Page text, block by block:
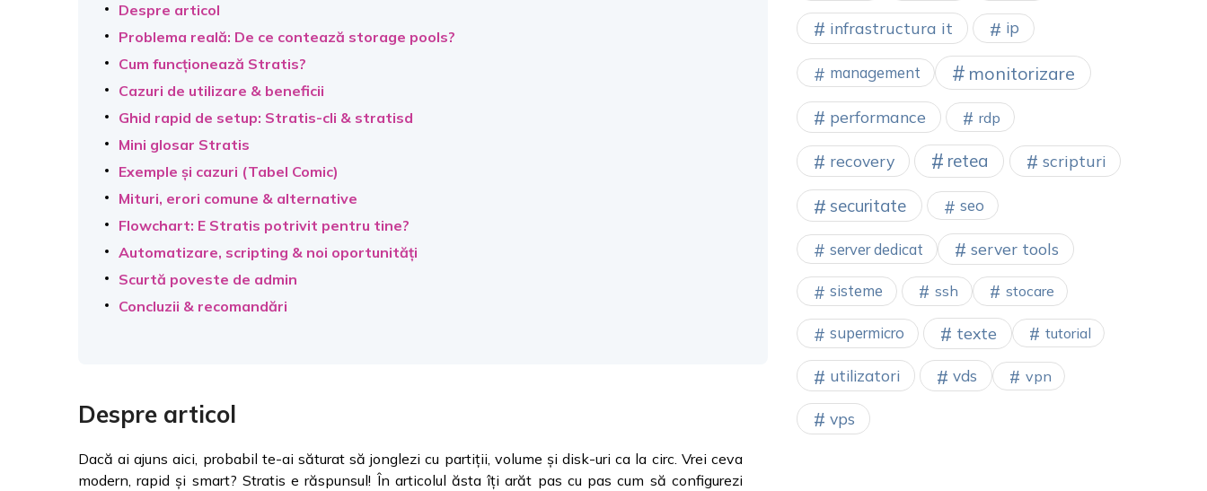
Despre articol
Problema reală: De ce contează storage pools?
Cum funcționează Stratis?
Cazuri de utilizare & beneficii
Ghid rapid de setup: Stratis-cli & stratisd
Mini glosar Stratis
Exemple și cazuri (Tabel Comic)
Mituri, erori comune & alternative
Flowchart: E Stratis potrivit pentru tine?
Automatizare, scripting & noi oportunități
Scurtă poveste de admin
Concluzii & recomandări
Despre articol
Dacă ai ajuns aici, probabil te-ai săturat să jonglezi cu partiții, volume și disk-uri ca la circ. Vrei ceva
modern, rapid și smart? Stratis e răspunsul! În articolul ăsta îți arăt pas cu pas cum să configurezi
infrastructura it ip
management monitorizare
performance rdp
recovery retea scripturi
securitate seo
server dedicat server tools
sisteme ssh stocare
supermicro texte tutorial
utilizatori vds vpn
vps